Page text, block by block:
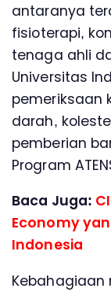
antaranya
fisioterapi,
tenaga ahli
Universitas
pemeriksaan
darah,
pemberian
Program
Baca Juga:
Economy
Indonesia